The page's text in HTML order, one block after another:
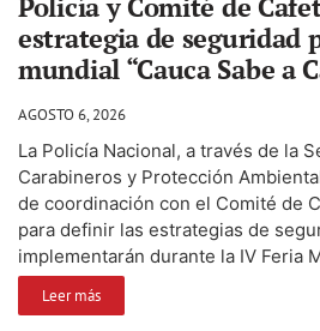
estrategia de seguridad
mundial “Cauca Sabe a
AGOSTO 6, 2026
La Policía Nacional, a través de la
Carabineros y Protección
de coordinación con el Comité de
para definir las estrategias de
implementarán durante la IV Feria
Leer más